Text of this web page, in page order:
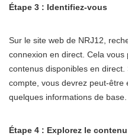
Étape 3 : Identifiez-vous
Sur le site web de NRJ12,
connexion en direct. Cela vous
contenus disponibles en direct.
compte, vous devrez peut-être
quelques informations de base.
Étape 4 : Explorez le